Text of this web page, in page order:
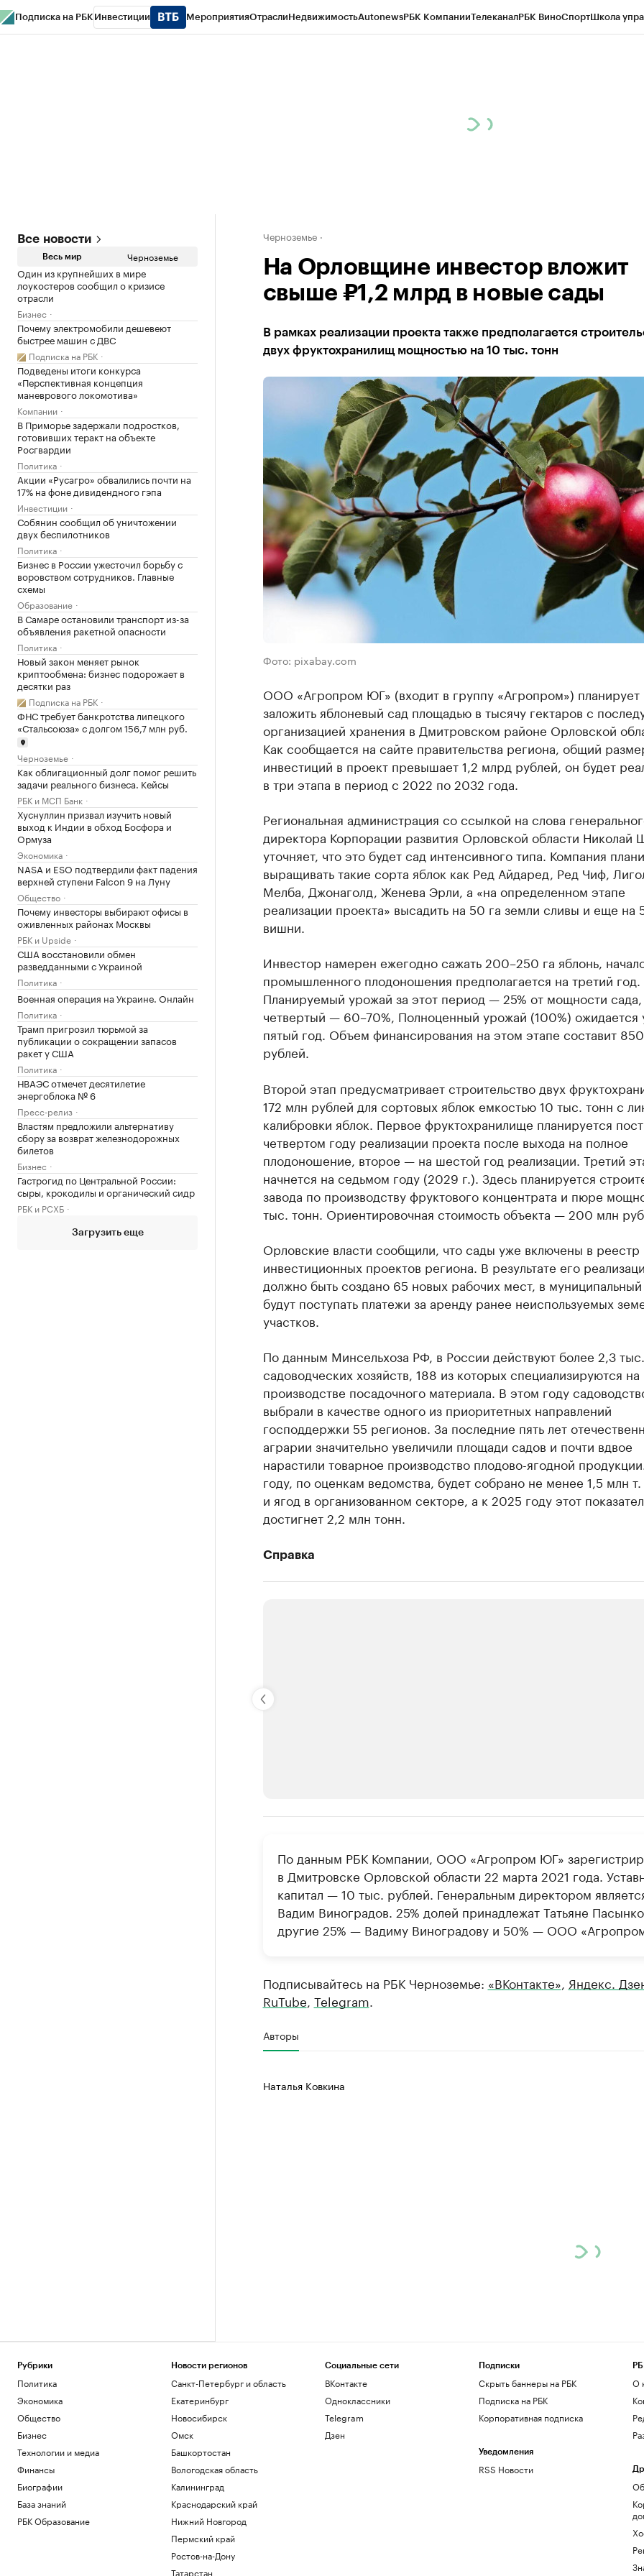
Подписка на РБК Инвестиции МероприятияОтраслиНедвижимостьAutonewsРБК КомпанииТелеканалРБК ВиноСпортШкола
Все новости
Весь мир Черноземье
Один из крупнейших в мире
лоукостеров сообщил о кризисе
отрасли
Бизнес
Почему электромобили дешевеют
быстрее машин с ДВС
Подписка на РБК
Подведены итоги конкурса
«Перспективная концепция
маневрового локомотива»
Компании
В Приморье задержали подростков,
готовивших теракт на объекте
Росгвардии
Политика
Акции «Русагро» обвалились почти на
17% на фоне дивидендного гэпа
Инвестиции
Собянин сообщил об уничтожении
двух беспилотников
Политика
Бизнес в России ужесточил борьбу с
воровством сотрудников. Главные
схемы
Образование
В Самаре остановили транспорт из-за
объявления ракетной опасности
Политика
Новый закон меняет рынок
криптообмена: бизнес подорожает в
десятки раз
Подписка на РБК
ФНС требует банкротства липецкого
«Стальсоюза» с долгом 156,7 млн руб.
Черноземье
Как облигационный долг помог решить
задачи реального бизнеса. Кейсы
РБК и МСП Банк
Хуснуллин призвал изучить новый
выход к Индии в обход Босфора и
Ормуза
Экономика
NASA и ESO подтвердили факт падения
верхней ступени Falcon 9 на Луну
Общество
Почему инвесторы выбирают офисы в
оживленных районах Москвы
РБК и Upside
США восстановили обмен
разведданными с Украиной
Политика
Военная операция на Украине. Онлайн
Политика
Трамп пригрозил тюрьмой за
публикации о сокращении запасов
ракет у США
Политика
НВАЭС отмечет десятилетие
энергоблока № 6
Пресс-релиз
Властям предложили альтернативу
сбору за возврат железнодорожных
билетов
Бизнес
Гастрогид по Центральной России:
сыры, крокодилы и органический сидр
РБК и РСХБ
Загрузить еще
Черноземье
На Орловщине инвестор вложит
свыше ₽1,2 млрд в новые сады
В рамках реализации проекта также предполагается
двух фруктохранилищ мощностью на 10 тыс. тонн
Фото: pixabay.com
ООО «Агропром ЮГ» (входит в группу «Агропром») планирует
заложить яблоневый сад площадью в тысячу гектаров с
организацией хранения в Дмитровском районе Орловской
Как сообщается на сайте правительства региона, общий
инвестиций в проект превышает 1,2 млрд рублей, он будет
в три этапа в период с 2022 по 2032 года.
Региональная администрация со ссылкой на слова
директора Корпорации развития Орловской области Николай
уточняет, что это будет сад интенсивного типа. Компания
выращивать такие сорта яблок как Ред Айдаред, Ред Чиф,
Мелба, Джонаголд, Женева Эрли, а «на определенном этапе
реализации проекта» высадить на 50 га земли сливы и еще на
вишни.
Инвестор намерен ежегодно сажать 200–250 га яблонь,
промышленного плодоношения предполагается на третий год.
Планируемый урожай за этот период — 25% от мощности
четвертый — 60–70%, Полноценный урожай (100%) ожидается
пятый год. Объем финансирования на этом этапе составит
рублей.
Второй этап предусматривает строительство двух
172 млн рублей для сортовых яблок емкостью 10 тыс. тонн с
калибровки яблок. Первое фруктохранилище планируется
четвертом году реализации проекта после выхода на полное
плодоношение, второе — на шестой год реализации. Третий
начнется на седьмом году (2029 г.). Здесь планируется
завода по производству фруктового концентрата и пюре
тыс. тонн. Ориентировочная стоимость объекта — 200 млн
Орловские власти сообщили, что сады уже включены в реестр
инвестиционных проектов региона. В результате его
должно быть создано 65 новых рабочих мест, в
будут поступать платежи за аренду ранее неиспользуемых
участков.
По данным Минсельхоза РФ, в России действуют более 2,3 тыс.
садоводческих хозяйств, 188 из которых специализируются на
производстве посадочного материала. В этом году
выбрали в качестве одного из приоритетных направлений
господдержки 55 регионов. За последние пять лет
аграрии значительно увеличили площади садов и почти вдвое
нарастили товарное производство плодово-ягодной
году, по оценкам ведомства, будет собрано не менее 1,5 млн
и ягод в организованном секторе, а к 2025 году этот
достигнет 2,2 млн тонн.
Справка
Делитесь новостями бизнеса на РБК
Управляйте страницей компании и развивайте личные бренды спикеров бизнеса
По данным РБК Компании, ООО «Агропром ЮГ»
в Дмитровске Орловской области 22 марта 2021 года.
капитал — 10 тыс. рублей. Генеральным директором
Вадим Виноградов. 25% долей принадлежат Татьяне
другие 25% — Вадиму Виноградову и 50% — ООО
Подписывайтесь на РБК Черноземье: «ВКонтакте» Яндекс.
RuTube Telegram
Авторы
Наталья Ковкина
Рубрики
Политика
Экономика
Общество
Бизнес
Технологии и медиа
Финансы
Биографии
База знаний
РБК Образование
Новости регионов
Санкт-Петербург и область
Екатеринбург
Новосибирск
Омск
Башкортостан
Вологодская область
Калининград
Краснодарский край
Нижний Новгород
Пермский край
Ростов-на-Дону
Татарстан
Социальные сети
ВКонтакте
Одноклассники
Telegram
Дзен
Подписки
Скрыть баннеры на РБК
Подписка на РБК
Корпоративная подписка
Уведомления
RSS Новости
О